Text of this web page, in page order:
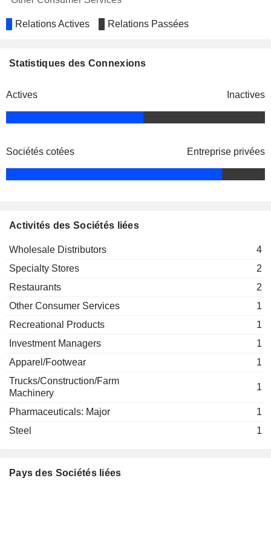
Relations Actives Relations Passées
Statistiques des Connexions
Actives Inactives
Sociétés cotées Entreprise privées
Activités des Sociétés liées
Wholesale Distributors
4
Specialty Stores
2
Restaurants
2
Other Consumer Services
1
Recreational Products
1
Investment Managers
1
Apparel/Footwear
1
Trucks/Construction/Farm
Machinery
1
Pharmaceuticals: Major
1
Steel
1
Pays des Sociétés liées